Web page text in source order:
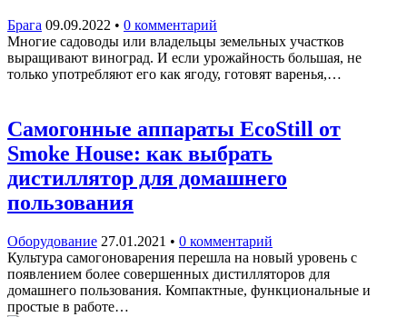
Брага 09.09.2022 • 0 комментарий
Многие садоводы или владельцы земельных участков
выращивают виноград. И если урожайность большая, не
только употребляют его как ягоду, готовят варенья,…
Самогонные аппараты EcoStill от
Smoke Housе: как выбрать
дистиллятор для домашнего
пользования
Оборудование 27.01.2021 • 0 комментарий
Культура самогоноварения перешла на новый уровень с
появлением более совершенных дистилляторов для
домашнего пользования. Компактные, функциональные и
простые в работе…